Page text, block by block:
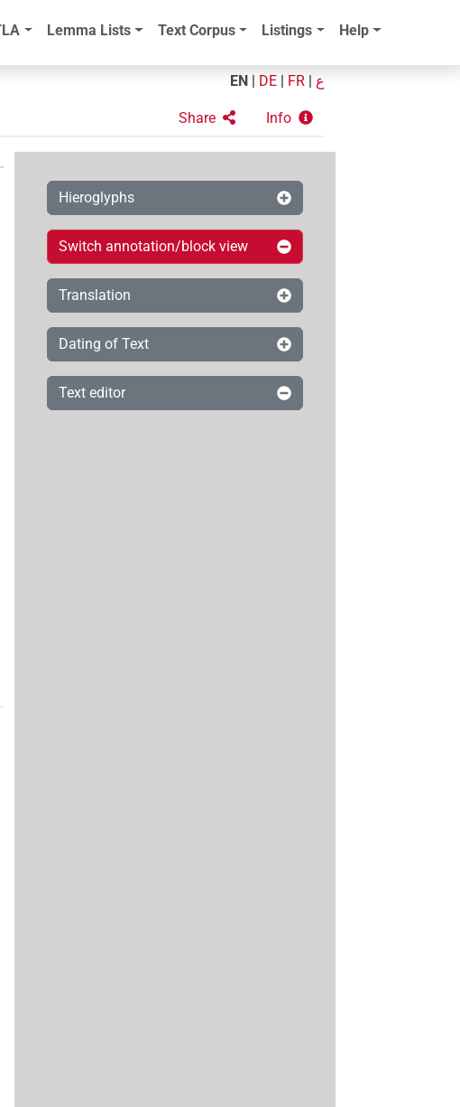
Lemma Lists Text Corpus Listings Help
EN DE FR ع
Share Info
Hieroglyphs
Switch annotation/block view
Translation
Dating of Text
Text editor